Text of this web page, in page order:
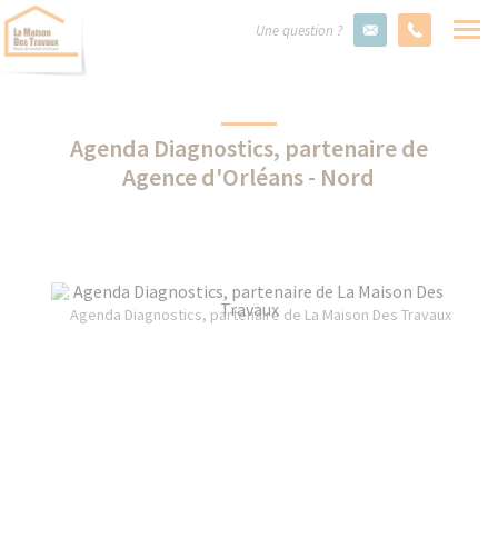
Une question ?
Agenda Diagnostics, partenaire de
Agence d'Orléans - Nord
Agenda Diagnostics, partenaire de La Maison Des Travaux